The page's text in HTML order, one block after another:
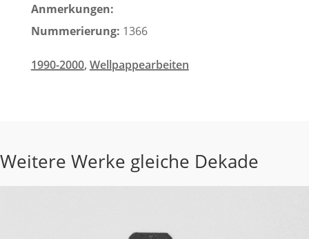
Anmerkungen:
Nummerierung: 1366
1990-2000, Wellpappearbeiten
Weitere Werke gleiche Dekade